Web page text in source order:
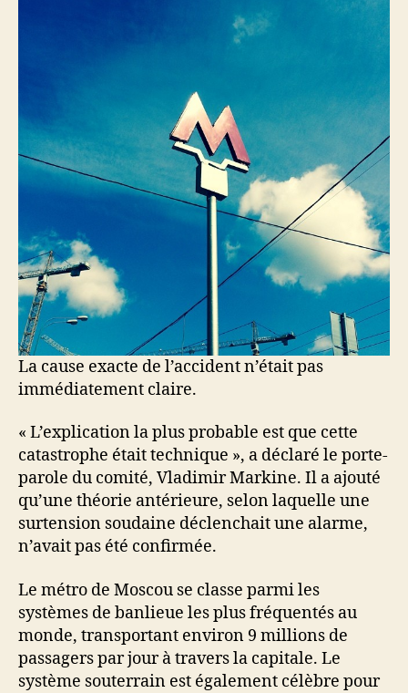
La cause exacte de l’accident n’était pas
immédiatement claire.
« L’explication la plus probable est que cette
catastrophe était technique », a déclaré le porte-
parole du comité, Vladimir Markine. Il a ajouté
qu’une théorie antérieure, selon laquelle une
surtension soudaine déclenchait une alarme,
n’avait pas été confirmée.
Le métro de Moscou se classe parmi les
systèmes de banlieue les plus fréquentés au
monde, transportant environ 9 millions de
passagers par jour à travers la capitale. Le
système souterrain est également célèbre pour